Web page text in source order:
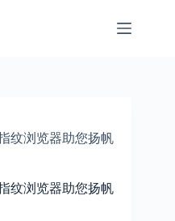
纹浏览器助您扬帆
纹浏览器助您扬帆